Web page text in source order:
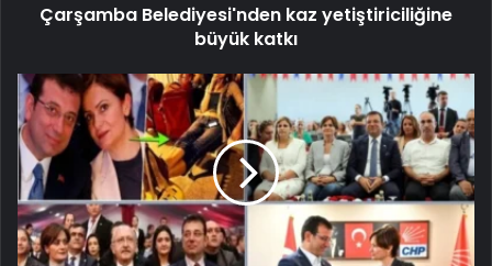
Çarşamba Belediyesi'nden kaz yetiştiriciliğine
büyük katkı